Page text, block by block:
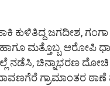
ಕುಳಿತಿದ್ದ ಜಗದೀಶ,
ಮತ್ತೊಬ್ಬ ಆರೋಪಿ
ನಡೆಸಿ, ಚಿನ್ನಾಭರಣ ದೋಚಿ
ಗ್ರಾಮಾಂತರ ಠಾಣೆ